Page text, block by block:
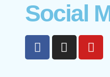
Social